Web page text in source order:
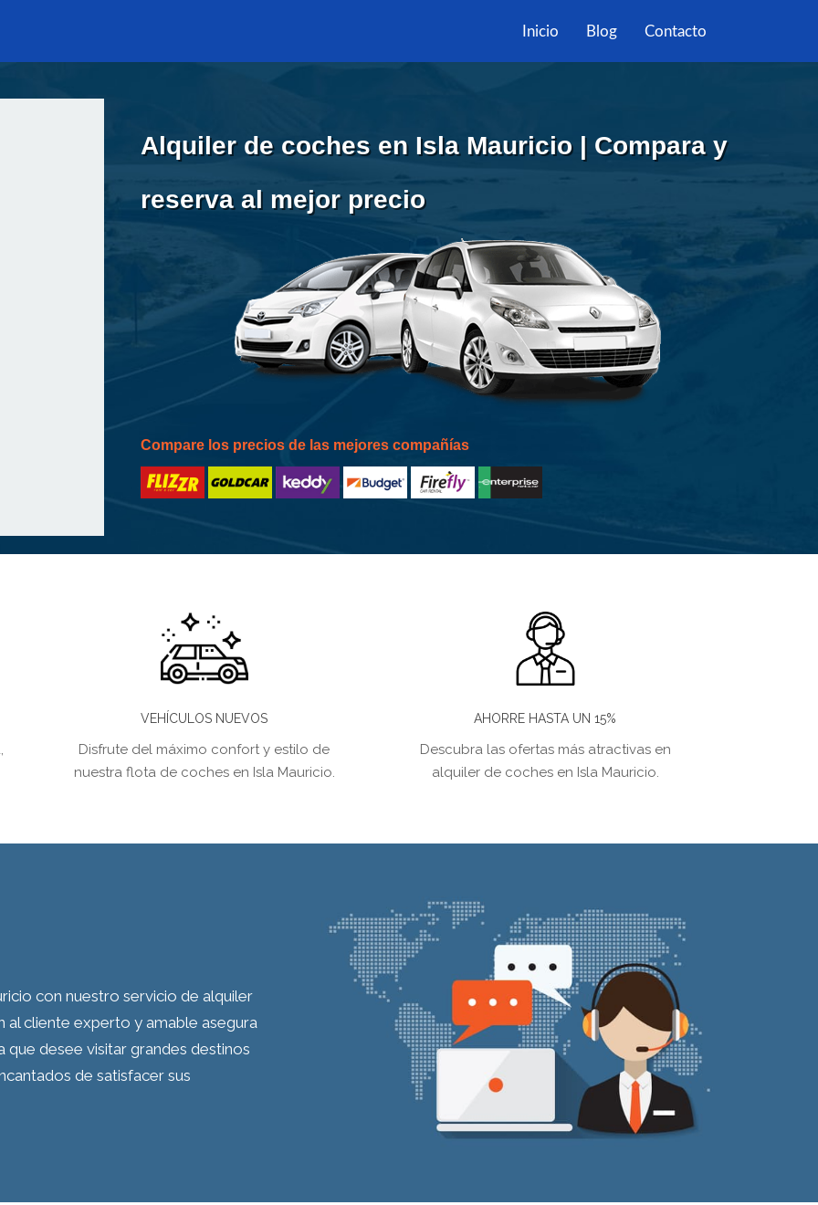
Inicio Blog Contacto
Alquiler de coches en Isla Mauricio | Compara y
reserva al mejor precio
Compare los precios de las mejores compañías
VEHÍCULOS NUEVOS
Disfrute del máximo confort y estilo de
nuestra flota de coches en Isla Mauricio.
AHORRE HASTA UN 15%
Descubra las ofertas más atractivas en
alquiler de coches en Isla Mauricio.
con nuestro servicio de alquiler
cliente experto y amable asegura
que desee visitar grandes destinos
de satisfacer sus